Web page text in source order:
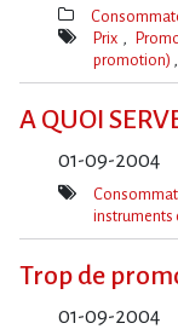
Thèmes(s)
Mot(s)-
Prix
promotion)
A QUOI
01-09-2004
Mot(s)-
instruments
Trop de
01-09-2004